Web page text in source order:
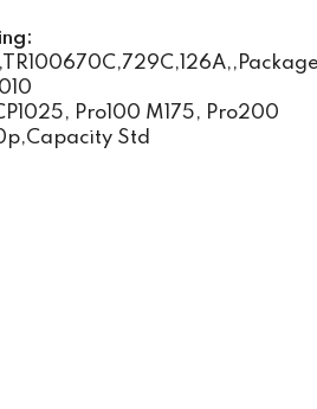
Pro100 M175, Pro200
Std